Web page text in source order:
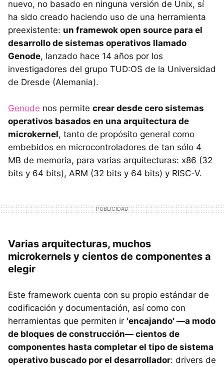
nuevo, no basado en ninguna versión de Unix, sí
ha sido creado haciendo uso de una herramienta
preexistente: un framewok open source para el
desarrollo de sistemas operativos llamado
Genode, lanzado hace 14 años por los
investigadores del grupo TUD:OS de la Universidad
de Dresde (Alemania).
Genode nos permite crear desde cero sistemas
operativos basados en una arquitectura de
microkernel, tanto de propósito general como
embebidos en microcontroladores de tan sólo 4
MB de memoria, para varias arquitecturas: x86 (32
bits y 64 bits), ARM (32 bits y 64 bits) y RISC-V.
Varias arquitecturas, muchos
microkernels y cientos de componentes a
elegir
Este framework cuenta con su propio estándar de
codificación y documentación, así como con
herramientas que permiten ir 'encajando' —a modo
de bloques de construcción— cientos de
componentes hasta completar el tipo de sistema
operativo buscado por el desarrollador: drivers de